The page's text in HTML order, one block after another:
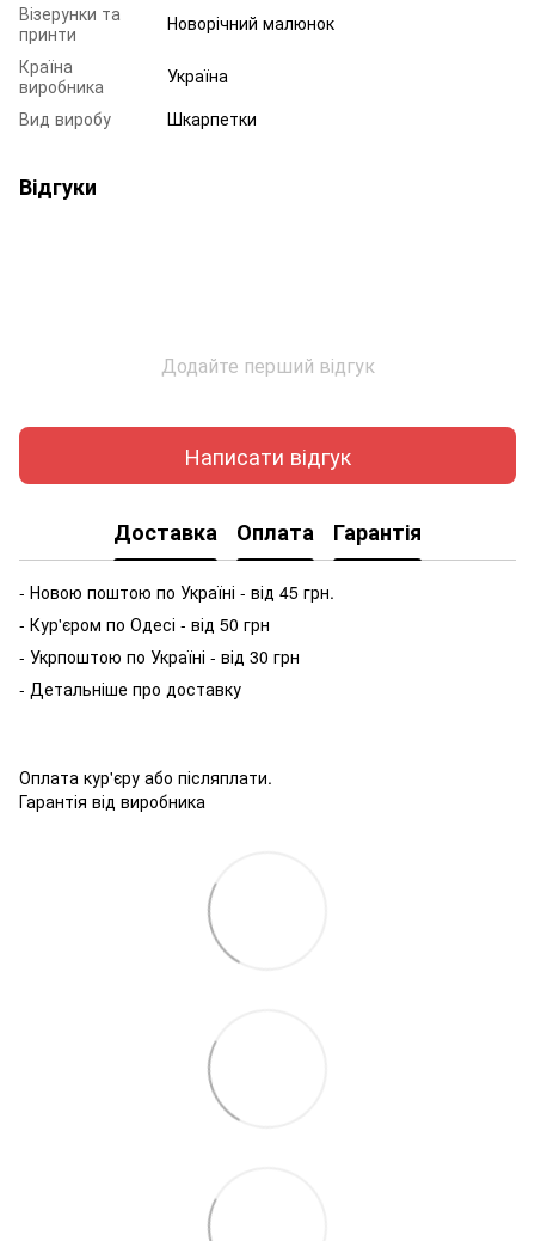
Візерунки та
принти
Новорічний малюнок
Країна
виробника
Україна
Вид виробу
Шкарпетки
Відгуки
Додайте перший відгук
Написати відгук
Доставка Оплата Гарантія
- Новою поштою по Україні - від 45 грн.
- Кур'єром по Одесі - від 50 грн
- Укрпоштою по Україні - від 30 грн
- Детальніше про доставку
Оплата кур'єру або післяплати.
Гарантія від виробника